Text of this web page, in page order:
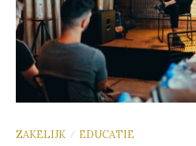
ZAKELIJK / EDUCATIE